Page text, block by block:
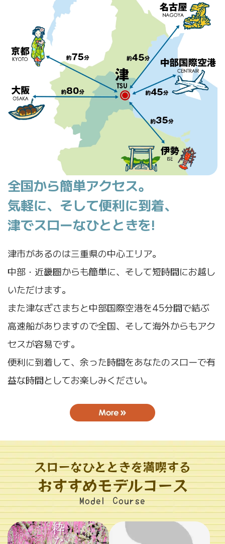
全国から簡単アクセス。
気軽に、そして便利に到着、
津でスローなひとときを!
津市があるのは三重県の中心エリア。
中部・近畿圏からも簡単に、そして短時間にお越し
いただけます。
また津なぎさまちと中部国際空港を45分間で結ぶ
高速船がありますので全国、そして海外からもアク
セスが容易です。
便利に到着して、余った時間をあなたのスローで有
益な時間としてお楽しみください。
スローなひとときを満喫する
おすすめモデルコース
Model Course